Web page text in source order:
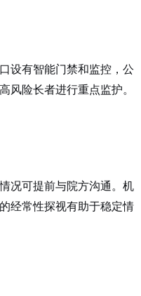
设有智能门禁和监控，公
风险长者进行重点监护。
况可提前与院方沟通。机
经常性探视有助于稳定情